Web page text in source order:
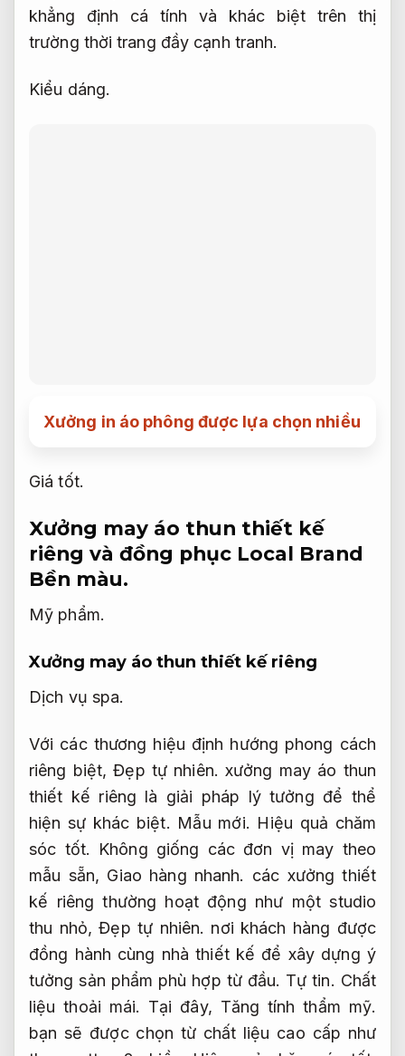
khẳng định cá tính và khác biệt trên thị
trường thời trang đầy cạnh tranh.
Kiểu dáng.
Xưởng in áo phông được lựa chọn nhiều
Giá tốt.
Xưởng may áo thun thiết kế
riêng và đồng phục Local Brand
Bền màu.
Mỹ phẩm.
Xưởng may áo thun thiết kế riêng
Dịch vụ spa.
Với các thương hiệu định hướng phong cách
riêng biệt,Đẹp tự nhiên. xưởng may áo thun
thiết kế riêng là giải pháp lý tưởng để thể
hiện sự khác biệt. Mẫu mới. Hiệu quả chăm
sóc tốt. Không giống các đơn vị may theo
mẫu sẵn, Giao hàng nhanh. các xưởng thiết
kế riêng thường hoạt động như một studio
thu nhỏ,Đẹp tự nhiên. nơi khách hàng được
đồng hành cùng nhà thiết kế để xây dựng ý
tưởng sản phẩm phù hợp từ đầu. Tự tin. Chất
liệu thoải mái. Tại đây, Tăng tính thẩm mỹ.
bạn sẽ được chọn từ chất liệu cao cấp như